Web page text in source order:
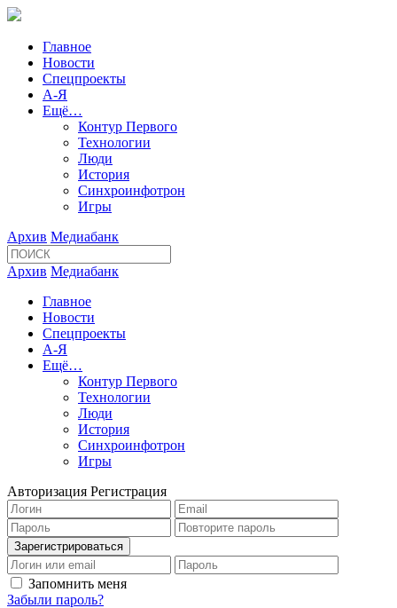
Главное
Новости
Спецпроекты
А-Я
Ещё…
Контур Первого
Технологии
Люди
История
Синхроинфотрон
Игры
Архив Медиабанк
Архив Медиабанк
Главное
Новости
Спецпроекты
А-Я
Ещё…
Контур Первого
Технологии
Люди
История
Синхроинфотрон
Игры
Авторизация Регистрация
Запомнить меня
Забыли пароль?